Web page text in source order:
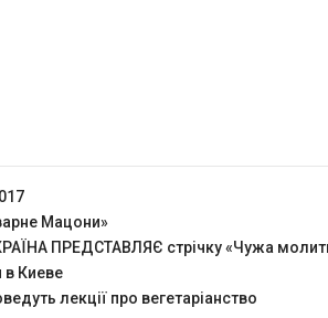
Мацони»
ПРЕДСТАВЛЯЄ стрічку «Чужа
в Киеве
лекції про вегетаріанство